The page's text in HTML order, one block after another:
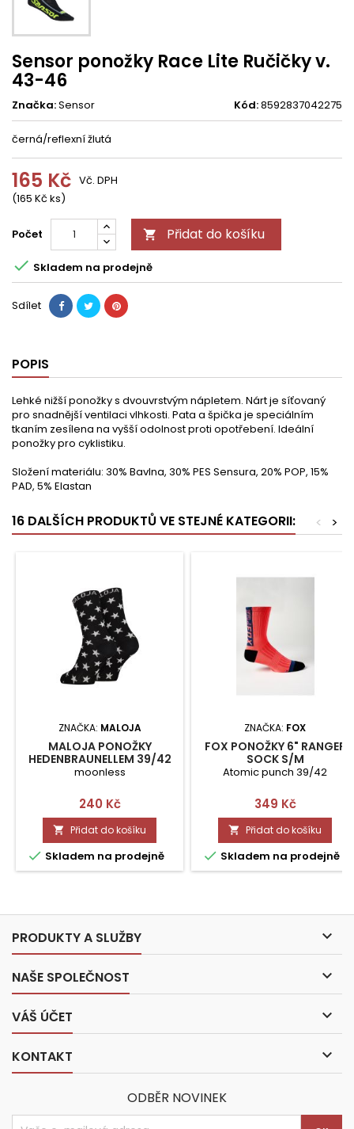
Sensor ponožky Race Lite Ručičky v.
43-46
Značka:Sensor Kód:8592837042275
černá/reflexní žlutá
165 Kč
(165 Kč ks)
Vč. DPH
Počet  Přidat do košíku
 Skladem na prodejně
Sdílet
POPIS
Lehké nižší ponožky s dvouvrstvým nápletem. Nárt je síťovaný
pro snadnější ventilaci vlhkosti. Pata a špička je speciálním
tkaním zesílena na vyšší odolnost proti opotřebení. Ideální
ponožky pro cyklistiku.
Složení materiálu: 30% Bavlna, 30% PES Sensura, 20% POP, 15%
PAD, 5% Elastan
16 DALŠÍCH PRODUKTŮ VE STEJNÉ KATEGORII: >
<
ZNAČKA: MALOJA
MALOJA PONOŽKY
HEDENBRAUNELLEM 39/42
moonless
Cena
240 Kč
 Přidat do košíku
 Skladem na prodejně
ZNAČKA: FOX
FOX PONOŽKY 6" RANGER
SOCK S/M
Atomic punch 39/42
Cena
349 Kč
 Přidat do košíku
 Skladem na prodejně
PRODUKTY A SLUŽBY 
NAŠE SPOLEČNOST 
VÁŠ ÚČET 
KONTAKT 
ODBĚR NOVINEK